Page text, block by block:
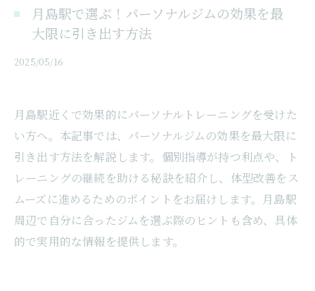
月島駅で選ぶ！パーソナルジムの効果を最
大限に引き出す方法
2025/05/16
月島駅近くで効果的にパーソナルトレーニングを受けた
い方へ。本記事では、パーソナルジムの効果を最大限に
引き出す方法を解説します。個別指導が持つ利点や、ト
レーニングの継続を助ける秘訣を紹介し、体型改善をス
ムーズに進めるためのポイントをお届けします。月島駅
周辺で自分に合ったジムを選ぶ際のヒントも含め、具体
的で実用的な情報を提供します。